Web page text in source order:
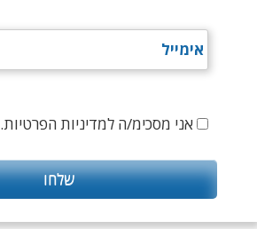
אני מסכימ/ה למדיניות הפרטיות.